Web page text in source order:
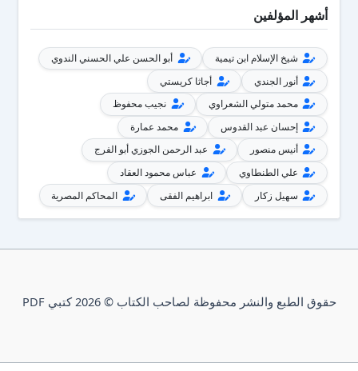
أشهر المؤلفين
شيخ الإسلام ابن تيمية
أبو الحسن علي الحسني الندوي
أنور الجندي
أجاثا كريستي
محمد متولي الشعراوي
نجيب محفوظ
إحسان عبد القدوس
محمد عمارة
أنيس منصور
عبد الرحمن الجوزي أبو الفرج
علي الطنطاوي
عباس محمود العقاد
سهيل زكار
ابراهيم الفقى المحاكم المصرية
حقوق الطبع والنشر محفوظة لصاحب الكتاب © 2026 كتبي PDF